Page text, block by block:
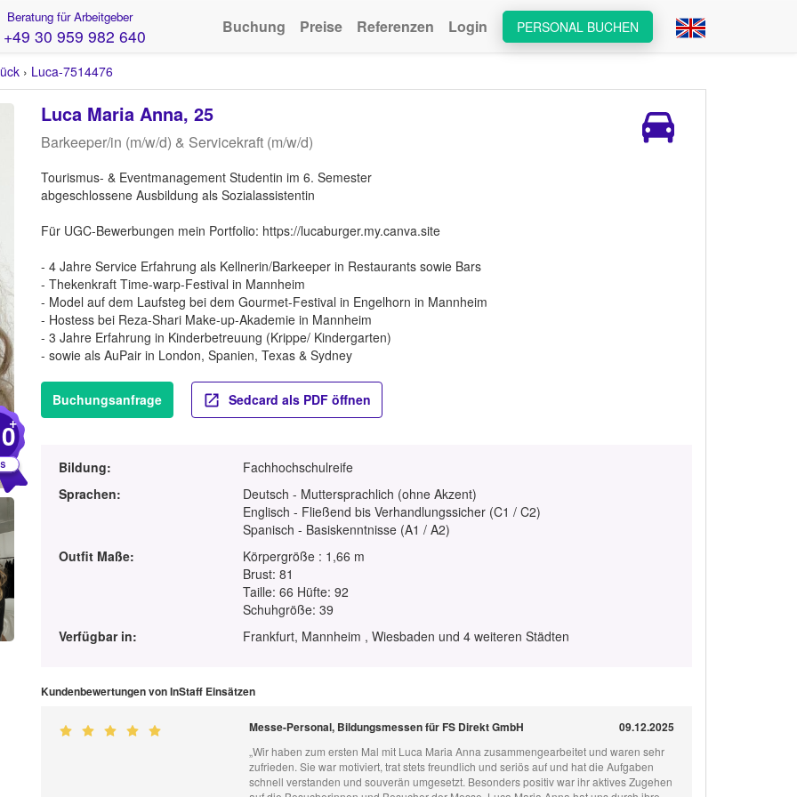
Beratung für Arbeitgeber
+49 30 959 982 640 PERSONAL BUCHEN
Buchung Preise Referenzen Login
› Luca-7514476
+
Luca Maria Anna, 25
Barkeeper/in (m/w/d) & Servicekraft (m/w/d)
Tourismus- & Eventmanagement Studentin im 6. Semester
abgeschlossene Ausbildung als Sozialassistentin
Für UGC-Bewerbungen mein Portfolio: https://lucaburger.my.canva.site
- 4 Jahre Service Erfahrung als Kellnerin/Barkeeper in Restaurants sowie Bars
- Thekenkraft Time-warp-Festival in Mannheim
- Model auf dem Laufsteg bei dem Gourmet-Festival in Engelhorn in Mannheim
- Hostess bei Reza-Shari Make-up-Akademie in Mannheim
- 3 Jahre Erfahrung in Kinderbetreuung (Krippe/ Kindergarten)
- sowie als AuPair in London, Spanien, Texas & Sydney
Buchungsanfrage Sedcard als PDF öffnen
Bildung:
Fachhochschulreife
Sprachen:
Deutsch - Muttersprachlich (ohne Akzent)
Englisch - Fließend bis Verhandlungssicher (C1 / C2)
Spanisch - Basiskenntnisse (A1 / A2)
Outfit Maße:
Körpergröße : 1,66 m
Brust: 81
Taille: 66 Hüfte: 92
Schuhgröße: 39
Verfügbar in:
Frankfurt, Mannheim , Wiesbaden und 4 weiteren Städten
Kundenbewertungen von InStaff Einsätzen
Messe-Personal, Bildungsmessen für FS Direkt GmbH 09.12.2025
„Wir haben zum ersten Mal mit Luca Maria Anna zusammengearbeitet und waren sehr
zufrieden. Sie war motiviert, trat stets freundlich und seriös auf und hat die Aufgaben
schnell verstanden und souverän umgesetzt. Besonders positiv war ihr aktives Zugehen